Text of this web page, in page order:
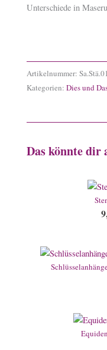
Unterschiede in
Artikelnummer: Sa.Stä.01
Kategorien: Dies und
Das könnte dir